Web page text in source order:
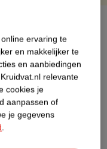
ervaring te
en makkelijker te
en aanbiedingen
relevante
cookies je
aanpassen of
je gegevens
.